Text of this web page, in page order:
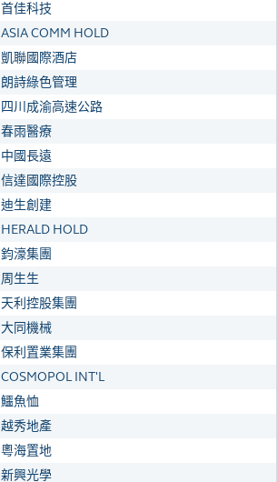
首佳科技
ASIA COMM HOLD
凱聯國際酒店
朗詩綠色管理
四川成渝高速公路
春雨醫療
中國長遠
信達國際控股
迪生創建
HERALD HOLD
鈞濠集團
周生生
天利控股集團
大同機械
保利置業集團
COSMOPOL INT'L
鱷魚恤
越秀地產
粵海置地
新興光學